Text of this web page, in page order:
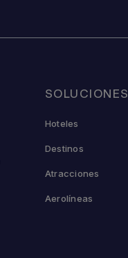
SOLUCIONES
Hoteles
Destinos
Atracciones
Aerolíneas